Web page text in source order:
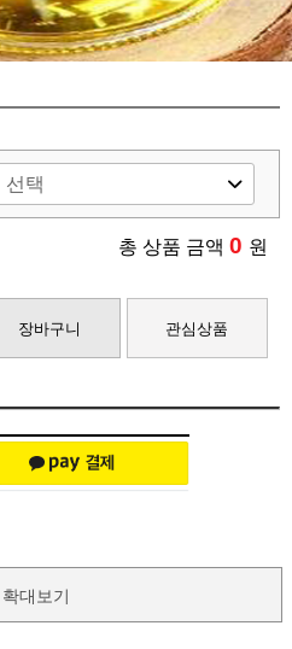
총 상품 금액 0 원
장바구니 관심상품
확대보기